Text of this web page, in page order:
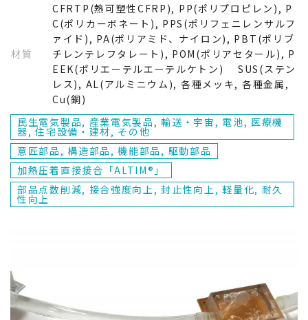
業界から探す
輸送・宇宙
PP(ポリプロピレン)
PC(ポリカーボネート)
PPS(ポリフェニレンサルファイド)
PA(ポリアミド、ナイロン)
ABS(アクリロニトリル・ブタジエン・スチレン)
POM(ポリアセタール)
意匠部品
製品付加特性から探す
部品点数削減
接合強度向上
小型化
材質
CFRTP(熱可塑性CFRP), PP(ポリプロピレン), P
C(ポリカーボネート), PPS(ポリフェニレンサルフ
ァイド), PA(ポリアミド、ナイロン), PBT(ポリブ
チレンテレフタレート), POM(ポリアセタール), P
EEK(ポリエーテルエーテルケトン) SUS(ステン
レス), AL(アルミニウム), 各種メッキ, 各種金属,
Cu(銅)
民生電気製品, 産業電気製品, 輸送・宇宙, 電池, 医療機
器, 住宅設備・建材, その他
意匠部品, 構造部品, 機能部品, 駆動部品
加熱圧着直接接合「ALTIM®」
部品点数削減, 接合強度向上, 封止性向上, 軽量化, 耐久
性向上